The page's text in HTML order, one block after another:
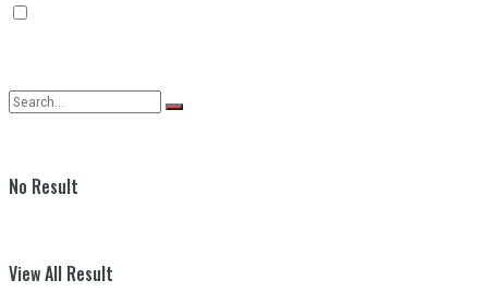
No Result
View All Result